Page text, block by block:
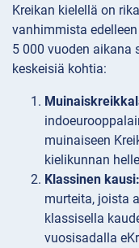
Kreikan kielellä on
vanhimmista
5 000 vuoden aikana
keskeisiä kohtia:
muinaiseen
kielikunnan
Klassinen kausi:
murteita, joista
klassisella
vuosisadalla